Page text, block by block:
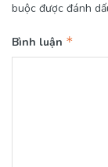
buộc được đánh
Bình luận *